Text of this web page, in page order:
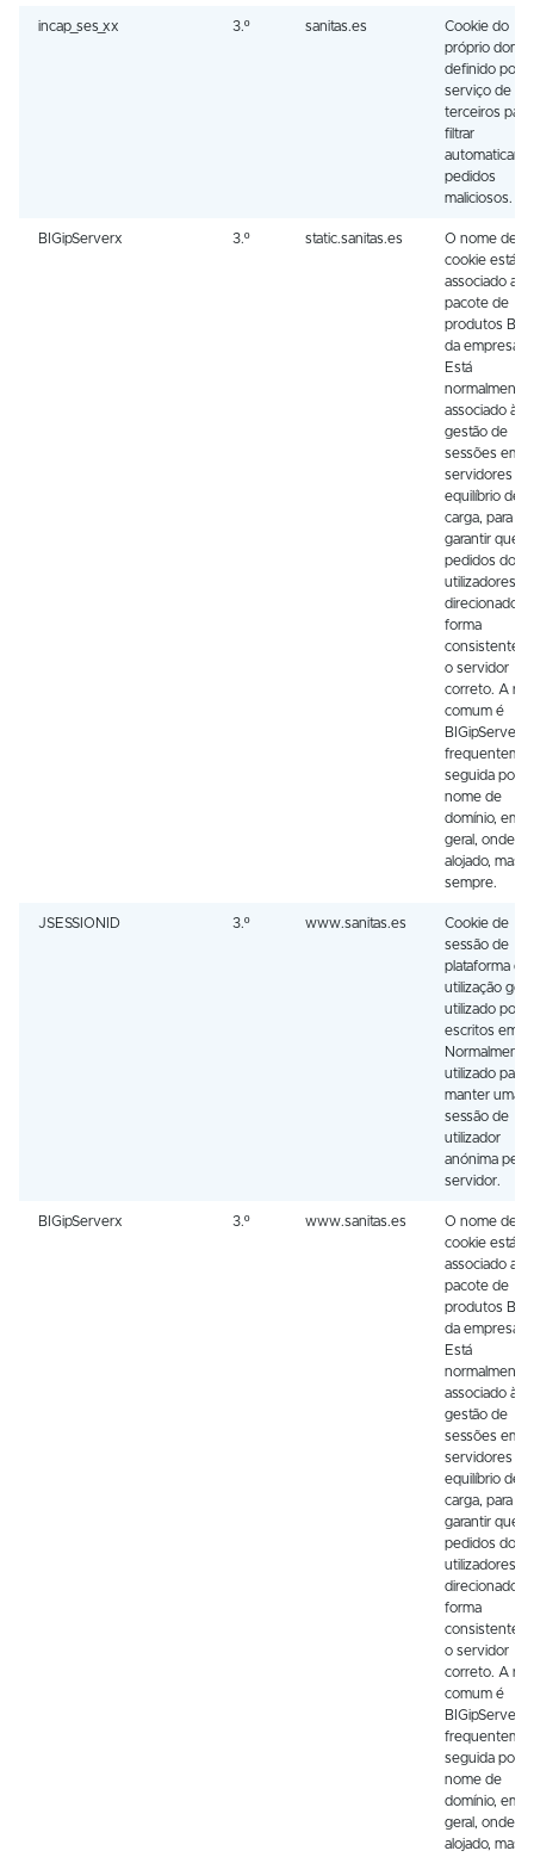
incap_ses_xx 3.º sanitas.es
Cookie do
próprio
definido por
serviço de
terceiros para
filtrar
pedidos
maliciosos.
BIGipServerx 3.º static.sanitas.es
O nome
cookie está
associado ao
pacote de
produtos
da empresa
Está
normalmente
associado à
gestão de
sessões em
servidores
equilíbrio de
carga, para
garantir que
pedidos dos
utilizadores
direcionados
forma
consistente
o servidor
correto. A raiz
comum é
BIGipServer,
seguida por
nome de
domínio, em
geral, onde
alojado, mas
sempre.
JSESSIONID 3.º www.sanitas.es
Cookie de
sessão de
plataforma de
utilização
utilizado por
escritos em
utilizado para
manter uma
sessão de
utilizador
anónima pelo
servidor.
BIGipServerx 3.º www.sanitas.es
O nome
cookie está
associado ao
pacote de
produtos
da empresa
Está
normalmente
associado à
gestão de
sessões em
servidores
equilíbrio de
carga, para
garantir que
pedidos dos
utilizadores
direcionados
forma
consistente
o servidor
correto. A raiz
comum é
BIGipServer,
seguida por
nome de
domínio, em
geral, onde
alojado, mas